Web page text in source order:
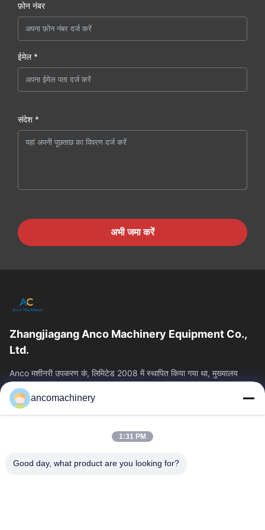
फ़ोन नंबर
ईमेल *
संदेश *
अभी जमा करें
Zhangjiagang Anco Machinery Equipment Co.,
Ltd.
Anco मशीनरी उपकरण कं, लिमिटेड 2008 में स्थापित किया गया था, मुख्यालय
Zhangjiagang शहर, सुज़ौ शहर, Jiangsu प्रांत में स्थित है। यह एक उद्यम है कि
त्वरित लिंक
हमारे बारे में
फैक्टरी यात्रा
गुणवत्ता नियंत्रण
ancomachinery
1:31 PM
Good day, what product are you looking for?